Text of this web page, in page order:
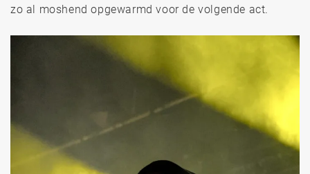
zo al moshend opgewarmd voor de volgende act.